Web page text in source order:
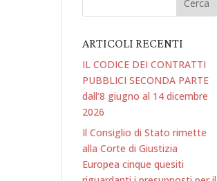
ARTICOLI RECENTI
IL CODICE DEI CONTRATTI
PUBBLICI SECONDA PARTE
dall’8 giugno al 14 dicembre
2026
Il Consiglio di Stato rimette
alla Corte di Giustizia
Europea cinque quesiti